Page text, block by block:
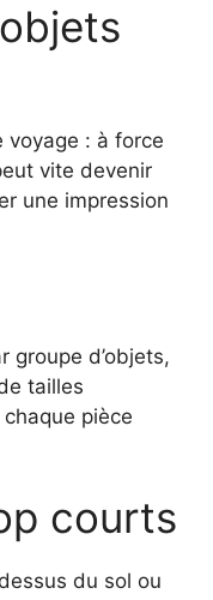
voyage : à force
vite devenir
une impression
groupe d’objets,
tailles
pièce
courts
du sol ou